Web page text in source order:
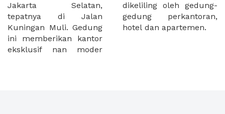
Jakarta Selatan,
tepatnya di Jalan
Kuningan Muli. Gedung
ini memberikan kantor
eksklusif nan moder
dikeliling oleh gedung-
gedung perkantoran,
hotel dan apartemen.